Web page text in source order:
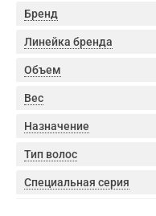
Бренд
Линейка бренда
Объем
Вес
Назначение
Тип волос
Специальная серия